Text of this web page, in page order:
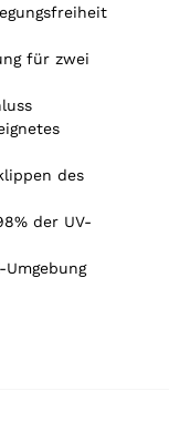
für zwei
des
der UV-
Umgebung